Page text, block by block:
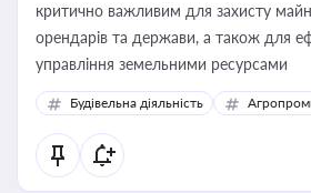
критично важливим для захисту
орендарів та держави, а також для
управління земельними ресурсами
Будівельна діяльність